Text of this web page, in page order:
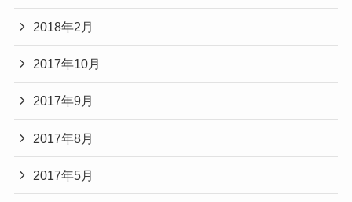
2018年2月
2017年10月
2017年9月
2017年8月
2017年5月